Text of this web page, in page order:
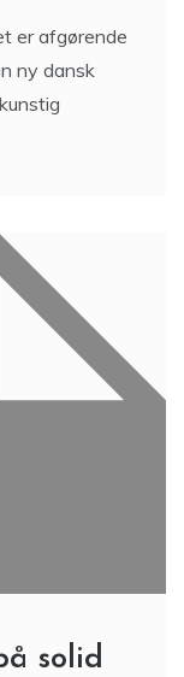
er afgørende
ny dansk
solid